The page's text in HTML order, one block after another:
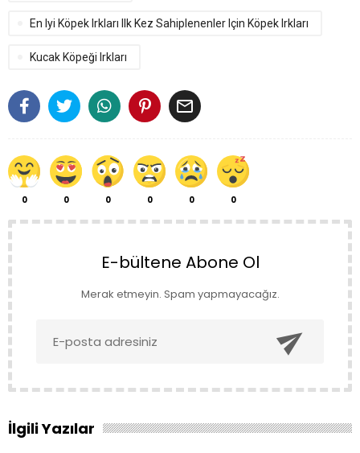

0 0 0 0 0 0
En Iyi Köpek Irkları Ilk Kez Sahiplenenler Için Köpek Irkları
Kucak Köpeği Irkları
E-bültene Abone Ol
Merak etmeyin. Spam yapmayacağız.

İlgili Yazılar